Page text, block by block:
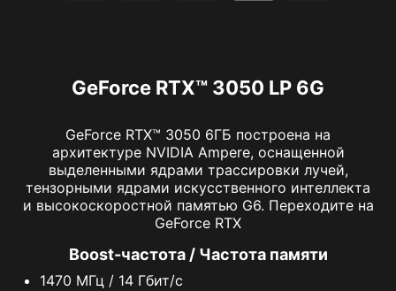
GeForce RTX™ 3050 LP 6G
GeForce RTX™ 3050 6ГБ построена на
архитектуре NVIDIA Ampere, оснащенной
выделенными ядрами трассировки лучей,
тензорными ядрами искусственного интеллекта
и высокоскоростной памятью G6. Переходите на
GeForce RTX
Boost-частота / Частота памяти
1470 МГц / 14 Гбит/с